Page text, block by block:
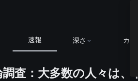
速報 深さ カレ
査：大多数の人々は